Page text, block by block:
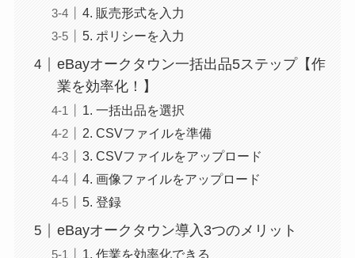
4. 販売形式を入力
5. ポリシーを入力
eBayオークタウン一括出品5ステップ【作
業を効率化！】
1. 一括出品を選択
2. CSVファイルを準備
3. CSVファイルをアップロード
4. 画像ファイルをアップロード
5. 登録
eBayオークタウン導入3つのメリット
1. 作業を効率化できる